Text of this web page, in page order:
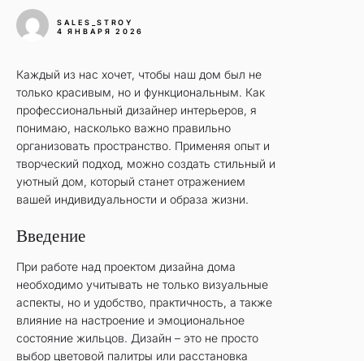
SALES_STROY
4 ЯНВАРЯ 2026
Каждый из нас хочет, чтобы наш дом был не
только красивым, но и функциональным. Как
профессиональный дизайнер интерьеров, я
понимаю, насколько важно правильно
организовать пространство. Применяя опыт и
творческий подход, можно создать стильный и
уютный дом, который станет отражением
вашей индивидуальности и образа жизни.
Введение
При работе над проектом дизайна дома
необходимо учитывать не только визуальные
аспекты, но и удобство, практичность, а также
влияние на настроение и эмоциональное
состояние жильцов. Дизайн – это не просто
выбор цветовой палитры или расстановка